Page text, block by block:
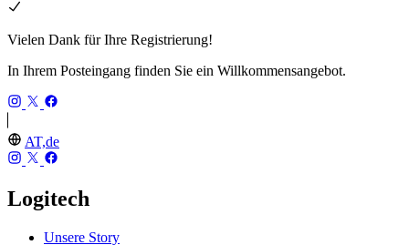
Vielen Dank für Ihre Registrierung!
In Ihrem Posteingang finden Sie ein Willkommensangebot.
AT,de
Logitech
Unsere Story